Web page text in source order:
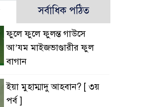
সর্বাধিক পঠিত
ফুলে ফুলে ফুলন্ত গাউসে
আ’যম মাইজভাণ্ডারীর ফুল
বাগান
ইয়া মুহাম্মাদু আহবান? [ ৩য়
পর্ব ]